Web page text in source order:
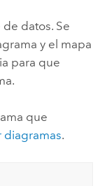
datos. Se
y el mapa
para que
que
diagramas.